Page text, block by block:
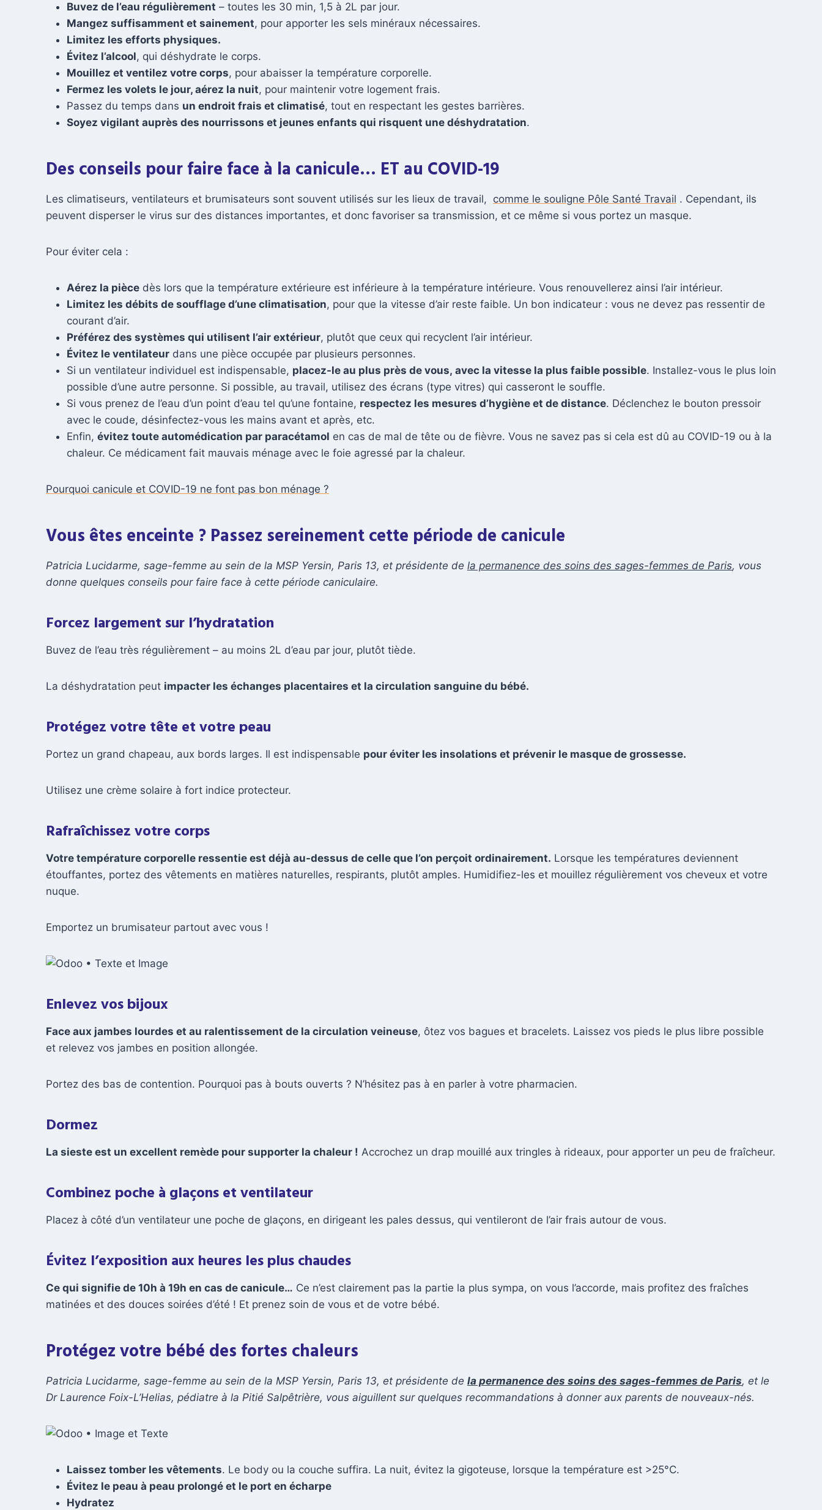
Buvez de l’eau régulièrement – toutes les 30 min, 1,5 à 2L par jour.
Mangez suffisamment et sainement, pour apporter les sels minéraux nécessaires.
Limitez les efforts physiques.
Évitez l’alcool, qui déshydrate le corps.
Mouillez et ventilez votre corps, pour abaisser la température corporelle.
Fermez les volets le jour, aérez la nuit, pour maintenir votre logement frais.
Passez du temps dans un endroit frais et climatisé, tout en respectant les gestes barrières.
Soyez vigilant auprès des nourrissons et jeunes enfants qui risquent une déshydratation.
Des conseils pour faire face à la canicule… ET au COVID-19
Les climatiseurs, ventilateurs et brumisateurs sont souvent utilisés sur les lieux de travail, comme le souligne Pôle Santé Travail . Cependant, ils
peuvent disperser le virus sur des distances importantes, et donc favoriser sa transmission, et ce même si vous portez un masque.
Pour éviter cela :
Aérez la piècedès lors que la température extérieure est inférieure à la température intérieure. Vous renouvellerez ainsi l’air intérieur.
Limitez les débits de soufflage d’une climatisation, pour que la vitesse d’air reste faible. Un bon indicateur : vous ne devez pas ressentir de
courant d’air.
Préférez des systèmes qui utilisent l’air extérieur, plutôt que ceux qui recyclent l’air intérieur.
Évitez le ventilateurdans une pièce occupée par plusieurs personnes.
Si un ventilateur individuel est indispensable, placez-le au plus près de vous, avec la vitesse la plus faible possible. Installez-vous le plus loin
possible d’une autre personne. Si possible, au travail, utilisez des écrans (type vitres) qui casseront le souffle.
Si vous prenez de l’eau d’un point d’eau tel qu’une fontaine, respectez les mesures d’hygiène et de distance. Déclenchez le bouton pressoir
avec le coude, désinfectez-vous les mains avant et après, etc.
Enfin, évitez toute automédication par paracétamol en cas de mal de tête ou de fièvre. Vous ne savez pas si cela est dû au COVID-19 ou à la
chaleur. Ce médicament fait mauvais ménage avec le foie agressé par la chaleur.
Pourquoi canicule et COVID-19 ne font pas bon ménage ?
Vous êtes enceinte ? Passez sereinement cette période de canicule
Patricia Lucidarme, sage-femme au sein de la MSP Yersin, Paris 13, et présidente de la permanence des soins des sages-femmes de Paris, vous
donne quelques conseils pour faire face à cette période caniculaire.
Forcez largement sur l’hydratation
Buvez de l’eau très régulièrement – au moins 2L d’eau par jour, plutôt tiède.
La déshydratation peut impacter les échanges placentaires et la circulation sanguine du bébé.
Protégez votre tête et votre peau
Portez un grand chapeau, aux bords larges. Il est indispensable pour éviter les insolations et prévenir le masque de grossesse.
Utilisez une crème solaire à fort indice protecteur.
Rafraîchissez votre corps
Votre température corporelle ressentie est déjà au-dessus de celle que l’on perçoit ordinairement. Lorsque les températures deviennent
étouffantes, portez des vêtements en matières naturelles, respirants, plutôt amples. Humidifiez-les et mouillez régulièrement vos cheveux et votre
nuque.
Emportez un brumisateur partout avec vous !
Enlevez vos bijoux
Face aux jambes lourdes et au ralentissement de la circulation veineuse, ôtez vos bagues et bracelets. Laissez vos pieds le plus libre possible
et relevez vos jambes en position allongée.
Portez des bas de contention. Pourquoi pas à bouts ouverts ? N’hésitez pas à en parler à votre pharmacien.
Dormez
La sieste est un excellent remède pour supporter la chaleur ! Accrochez un drap mouillé aux tringles à rideaux, pour apporter un peu de fraîcheur.
Combinez poche à glaçons et ventilateur
Placez à côté d’un ventilateur une poche de glaçons, en dirigeant les pales dessus, qui ventileront de l’air frais autour de vous.
Évitez l’exposition aux heures les plus chaudes
Ce qui signifie de 10h à 19h en cas de canicule… Ce n’est clairement pas la partie la plus sympa, on vous l’accorde, mais profitez des fraîches
matinées et des douces soirées d’été ! Et prenez soin de vous et de votre bébé.
Protégez votre bébé des fortes chaleurs
Patricia Lucidarme, sage-femme au sein de la MSP Yersin, Paris 13, et présidente de la permanence des soins des sages-femmes de Paris, et le
Dr Laurence Foix-L’Helias, pédiatre à la Pitié Salpêtrière, vous aiguillent sur quelques recommandations à donner aux parents de nouveaux-nés.
Laissez tomber les vêtements. Le body ou la couche suffira. La nuit, évitez la gigoteuse, lorsque la température est >25°C.
Évitez le peau à peau prolongé et le port en écharpe
Hydratez